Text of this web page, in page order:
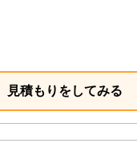
見積もりをしてみる